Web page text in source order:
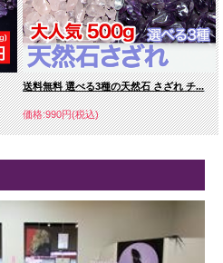
送料無料 選べる3種の天然石 さざれ チ...
価格:990円(税込)